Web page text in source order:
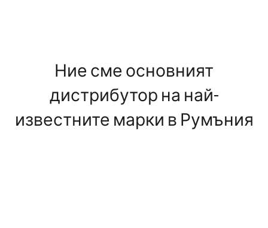
Ние сме основният
дистрибутор на най-
известните марки в Румъния